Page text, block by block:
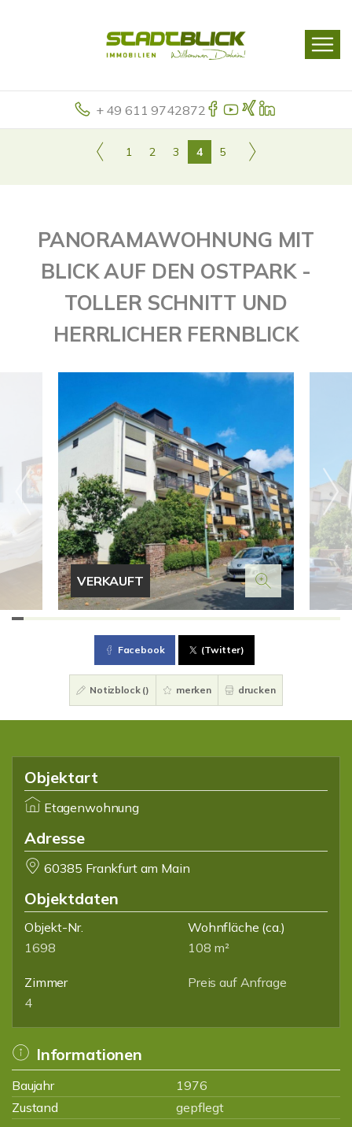
+ 49 611 9742872
1 2 3 4 5
PANORAMAWOHNUNG MIT
BLICK AUF DEN OSTPARK -
TOLLER SCHNITT UND
HERRLICHER FERNBLICK
VERKAUFT
Facebook (Twitter)
Notizblock () merken drucken
Objektart
Etagenwohnung
Adresse
60385 Frankfurt am Main
Objektdaten
Objekt-Nr.
1698
Wohnfläche (ca.)
108 m²
Zimmer
4
Preis auf Anfrage
Informationen
Baujahr
1976
Zustand
gepflegt